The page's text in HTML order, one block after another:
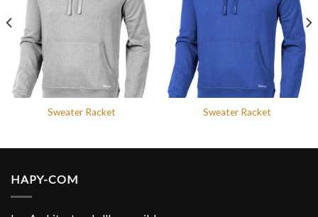
Sweater Racket Sweater Racket
HAPY-COM